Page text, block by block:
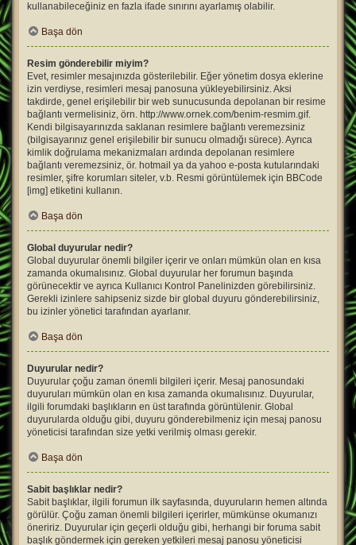
kullanabileceğiniz en fazla ifade sınırını ayarlamış olabilir.
Başa dön
Resim gönderebilir miyim?
Evet, resimler mesajınızda gösterilebilir. Eğer yönetim dosya eklerine
izin verdiyse, resimleri mesaj panosuna yükleyebilirsiniz. Aksi
takdirde, genel erişilebilir bir web sunucusunda depolanan bir resime
bağlantı vermelisiniz, örn. http://www.ornek.com/benim-resmim.gif.
Kendi bilgisayarınızda saklanan resimlere bağlantı veremezsiniz
(bilgisayarınız genel erişilebilir bir sunucu olmadığı sürece). Ayrıca
kimlik doğrulama mekanizmaları ardında depolanan resimlere
bağlantı veremezsiniz, ör. hotmail ya da yahoo e-posta kutularındaki
resimler, şifre korumları siteler, v.b. Resmi görüntülemek için BBCode
[img] etiketini kullanın.
Başa dön
Global duyurular nedir?
Global duyurular önemli bilgiler içerir ve onları mümkün olan en kısa
zamanda okumalısınız. Global duyurular her forumun başında
görünecektir ve ayrıca Kullanıcı Kontrol Panelinizden görebilirsiniz.
Gerekli izinlere sahipseniz sizde bir global duyuru gönderebilirsiniz,
bu izinler yönetici tarafından ayarlanır.
Başa dön
Duyurular nedir?
Duyurular çoğu zaman önemli bilgileri içerir. Mesaj panosundaki
duyuruları mümkün olan en kısa zamanda okumalısınız. Duyurular,
ilgili forumdaki başlıkların en üst tarafında görüntülenir. Global
duyurularda olduğu gibi, duyuru gönderebilmeniz için mesaj panosu
yöneticisi tarafından size yetki verilmiş olması gerekir.
Başa dön
Sabit başlıklar nedir?
Sabit başlıklar, ilgili forumun ilk sayfasında, duyuruların hemen altında
görülür. Çoğu zaman önemli bilgileri içerirler, mümkünse okumanızı
öneririz. Duyurular için geçerli olduğu gibi, herhangi bir foruma sabit
başlık göndermek için gereken yetkileri mesaj panosu yöneticisi